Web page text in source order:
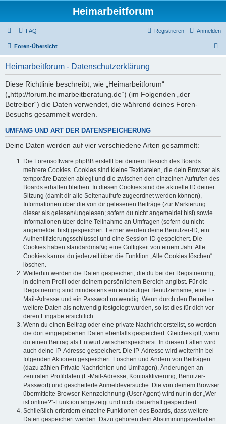
Heimarbeitforum
FAQ Anmelden
Registrieren
Foren-Übersicht
Heimarbeitforum - Datenschutzerklärung
Diese Richtlinie beschreibt, wie „Heimarbeitforum“
(„http://forum.heimarbeitberatung.de“) (im Folgenden „der
Betreiber“) die Daten verwendet, die während deines Foren-
Besuchs gesammelt werden.
UMFANG UND ART DER DATENSPEICHERUNG
Deine Daten werden auf vier verschiedene Arten gesammelt:
Die Forensoftware phpBB erstellt bei deinem Besuch des Boards
mehrere Cookies. Cookies sind kleine Textdateien, die dein Browser als
temporäre Dateien ablegt und die zwischen den einzelnen Aufrufen des
Boards erhalten bleiben. In diesen Cookies sind die aktuelle ID deiner
Sitzung (damit dir alle Seitenaufrufe zugeordnet werden können),
Informationen über die von dir gelesenen Beiträge (zur Markierung
dieser als gelesen/ungelesen; sofern du nicht angemeldet bist) sowie
Informationen über deine Teilnahme an Umfragen (sofern du nicht
angemeldet bist) gespeichert. Ferner werden deine Benutzer-ID, ein
Authentifizierungsschlüssel und eine Session-ID gespeichert. Die
Cookies haben standardmäßig eine Gültigkeit von einem Jahr. Alle
Cookies kannst du jederzeit über die Funktion „Alle Cookies löschen“
löschen.
Weiterhin werden die Daten gespeichert, die du bei der Registrierung,
in deinem Profil oder deinem persönlichem Bereich angibst. Für die
Registrierung sind mindestens ein eindeutiger Benutzername, eine E-
Mail-Adresse und ein Passwort notwendig. Wenn durch den Betreiber
weitere Daten als notwendig festgelegt wurden, so ist dies für dich vor
deren Eingabe ersichtlich.
Wenn du einen Beitrag oder eine private Nachricht erstellst, so werden
die dort eingegebenen Daten ebenfalls gespeichert. Gleiches gilt, wenn
du einen Beitrag als Entwurf zwischenspeicherst. In diesen Fällen wird
auch deine IP-Adresse gespeichert. Die IP-Adresse wird weiterhin bei
folgenden Aktionen gespeichert: Löschen und Ändern von Beiträgen
(dazu zählen Private Nachrichten und Umfragen), Änderungen an
zentralen Profildaten (E-Mail-Adresse, Kontoaktivierung, Benutzer-
Passwort) und gescheiterte Anmeldeversuche. Die von deinem Browser
übermittelte Browser-Kennzeichnung (User Agent) wird nur in der „Wer
ist online?“-Funktion angezeigt und nicht dauerhaft gespeichert.
Schließlich erfordern einzelne Funktionen des Boards, dass weitere
Daten gespeichert werden. Dazu gehören dein Abstimmungsverhalten